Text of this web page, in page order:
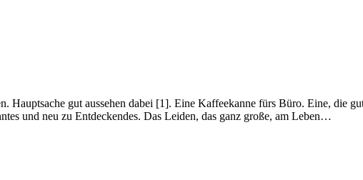
Hauptsache gut aussehen dabei [1]. Eine Kaffeekanne fürs Büro. Eine, die
und neu zu Entdeckendes. Das Leiden, das ganz große, am Leben…